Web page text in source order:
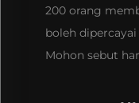
200 orang
boleh
Mohon sebut